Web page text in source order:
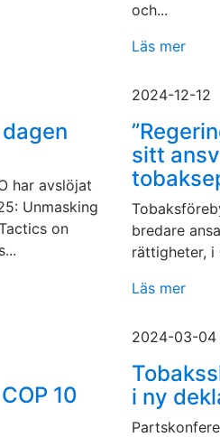
och...
Läs mer
har avslöjat
Unmasking
on
2024-12-12
sitt
bredare
rättigheter, i
Läs mer
10
2024-03-04
i ny